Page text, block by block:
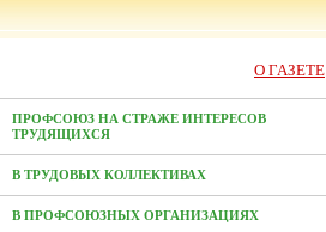
О ГАЗЕТЕ
ПРОФСОЮЗ НА СТРАЖЕ ИНТЕРЕСОВ
ТРУДЯЩИХСЯ
В ТРУДОВЫХ КОЛЛЕКТИВАХ
В ПРОФСОЮЗНЫХ ОРГАНИЗАЦИЯХ